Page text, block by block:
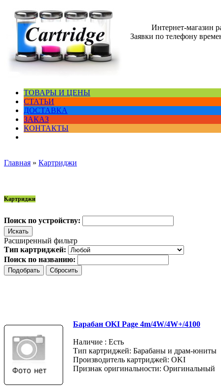
Интернет-магазин
Заявки по телефону
ТОВАРЫ И ЦЕНЫ
СТАТЬИ
ДОСТАВКА
ЗАКАЗ
КОНТАКТЫ
Главная » Картриджи
Картриджи
Поиск по устройству:
Расширенный фильтр
Тип картриджей:
Поиск по названию:
Барабан OKI Page 4m/4W/4W+/4100
Наличие : Есть
Тип картриджей: Барабаны и драм-юниты
Производитель картриджей: OKI
Признак оригинальности: Оригинальный